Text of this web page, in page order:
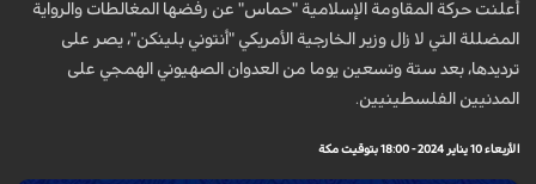
أعلنت حركة المقاومة الإسلامية "حماس" عن رفضها المغالطات والرواية
المضللة التي لا زال وزير الخارجية الأمريكي "أنتوني بلينكن"، يصر على
ترديدها، بعد ستة وتسعين يوما من العدوان الصهيوني الهمجي على
المدنيين الفلسطينيين.
الأربعاء 10 يناير 2024 - 18:00 بتوقيت مكة